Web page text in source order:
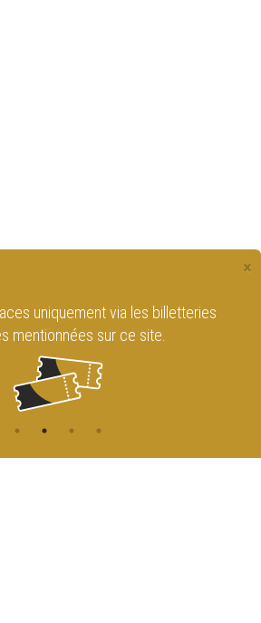
×
uniquement via les billetteries
mentionnées sur ce site.